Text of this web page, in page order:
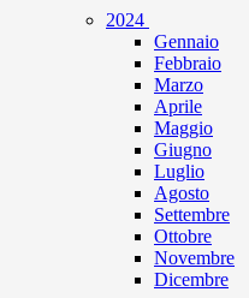
2024
Gennaio
Febbraio
Marzo
Aprile
Maggio
Giugno
Luglio
Agosto
Settembre
Ottobre
Novembre
Dicembre